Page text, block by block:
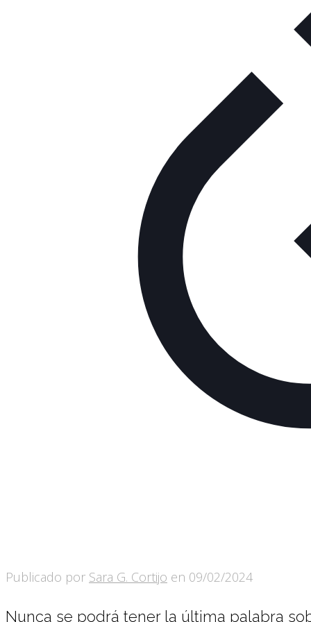
Publicado por Sara G. Cortijo en 09/02/2024
Nunca se podrá tener la última palabra